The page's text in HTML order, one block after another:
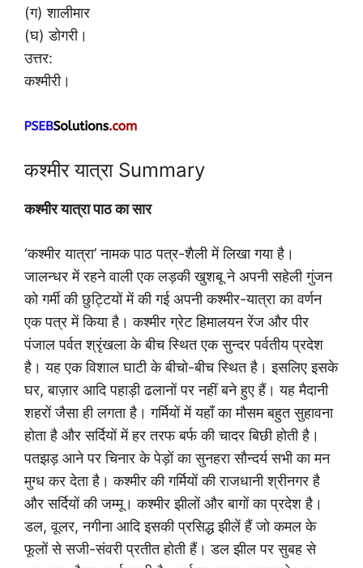
(ग) शालीमार
(घ) डोगरी।
उत्तर:
कश्मीरी।
कश्मीर यात्रा Summary
कश्मीर यात्रा पाठ का सार
‘कश्मीर यात्रा’ नामक पाठ पत्र-शैली में लिखा गया है।
जालन्धर में रहने वाली एक लड़की खुशबू ने अपनी सहेली गुंजन
को गर्मी की छुट्टियों में की गई अपनी कश्मीर-यात्रा का वर्णन
एक पत्र में किया है। कश्मीर ग्रेट हिमालयन रेंज और पीर
पंजाल पर्वत श्रृंखला के बीच स्थित एक सुन्दर पर्वतीय प्रदेश
है। यह एक विशाल घाटी के बीचो-बीच स्थित है। इसलिए इसके
घर, बाज़ार आदि पहाड़ी ढलानों पर नहीं बने हुए हैं। यह मैदानी
शहरों जैसा ही लगता है। गर्मियों में यहाँ का मौसम बहुत सुहावना
होता है और सर्दियों में हर तरफ बर्फ की चादर बिछी होती है।
पतझड़ आने पर चिनार के पेड़ों का सुनहरा सौन्दर्य सभी का मन
मुग्ध कर देता है। कश्मीर की गर्मियों की राजधानी श्रीनगर है
और सर्दियों की जम्मू। कश्मीर झीलों और बागों का प्रदेश है।
डल, वूलर, नगीना आदि इसकी प्रसिद्ध झीलें हैं जो कमल के
फूलों से सजी-संवरी प्रतीत होती हैं। डल झील पर सुबह से